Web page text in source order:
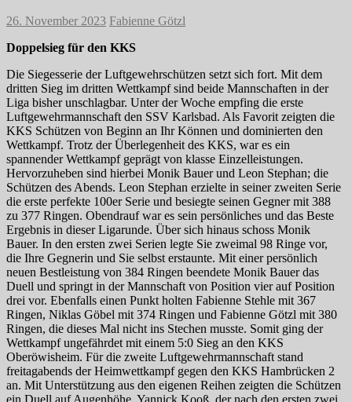
26. November 2023 Fabienne Götzl
Doppelsieg für den KKS
Die Siegesserie der Luftgewehrschützen setzt sich fort. Mit dem
dritten Sieg im dritten Wettkampf sind beide Mannschaften in der
Liga bisher unschlagbar. Unter der Woche empfing die erste
Luftgewehrmannschaft den SSV Karlsbad. Als Favorit zeigten die
KKS Schützen von Beginn an Ihr Können und dominierten den
Wettkampf. Trotz der Überlegenheit des KKS, war es ein
spannender Wettkampf geprägt von klasse Einzelleistungen.
Hervorzuheben sind hierbei Monik Bauer und Leon Stephan; die
Schützen des Abends. Leon Stephan erzielte in seiner zweiten Serie
die erste perfekte 100er Serie und besiegte seinen Gegner mit 388
zu 377 Ringen. Obendrauf war es sein persönliches und das Beste
Ergebnis in dieser Ligarunde. Über sich hinaus schoss Monik
Bauer. In den ersten zwei Serien legte Sie zweimal 98 Ringe vor,
die Ihre Gegnerin und Sie selbst erstaunte. Mit einer persönlich
neuen Bestleistung von 384 Ringen beendete Monik Bauer das
Duell und springt in der Mannschaft von Position vier auf Position
drei vor. Ebenfalls einen Punkt holten Fabienne Stehle mit 367
Ringen, Niklas Göbel mit 374 Ringen und Fabienne Götzl mit 380
Ringen, die dieses Mal nicht ins Stechen musste. Somit ging der
Wettkampf ungefährdet mit einem 5:0 Sieg an den KKS
Oberöwisheim. Für die zweite Luftgewehrmannschaft stand
freitagabends der Heimwettkampf gegen den KKS Hambrücken 2
an. Mit Unterstützung aus den eigenen Reihen zeigten die Schützen
ein Duell auf Augenhöhe. Yannick Kooß, der nach den ersten zwei